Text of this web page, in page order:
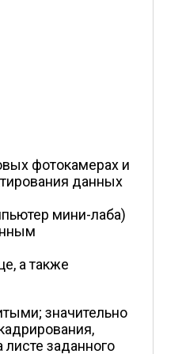
фотокамерах и
данных
мини-лаба)
а также
значительно
заданного